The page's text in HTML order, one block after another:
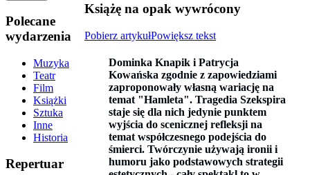
Polecane
wydarzenia
Muzyka
Teatr
Film
Książki
Sztuka
Inne
Historia
Repertuar
Książę na opak wywrócony
Pobierz artykułPowiększ tekst
Dominka Knapik i Patrycja
Kowańska zgodnie z zapowiedziami
zaproponowały własną wariację na
temat "Hamleta". Tragedia Szekspira
staje się dla nich jedynie punktem
wyjścia do scenicznej refleksji na
temat współczesnego podejścia do
śmierci. Twórczynie używają ironii i
humoru jako podstawowych strategii